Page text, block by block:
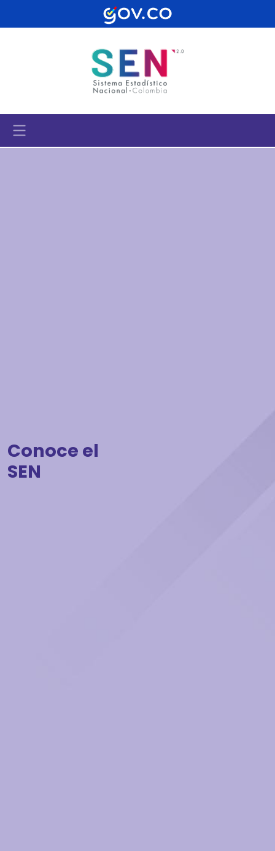
Pasar al contenido principal
Conoce el
SEN